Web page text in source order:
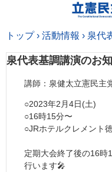
トップ › 活動情報 › 泉代
泉代表基調講演のお
講師：泉健太立憲民主
○2023年2月4日(土)
○16時15分〜
○JRホテルクレメン
定期大会終了後の16時
行います🎤